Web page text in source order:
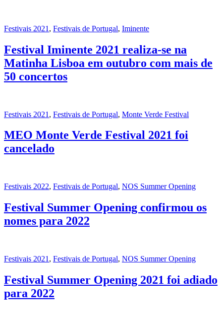
Festivais 2021 , Festivais de Portugal, Iminente
Festival Iminente 2021 realiza-se na
Matinha Lisboa em outubro com mais de
50 concertos
Festivais 2021 , Festivais de Portugal, Monte Verde Festival
MEO Monte Verde Festival 2021 foi
cancelado
Festivais 2022, Festivais de Portugal, NOS Summer Opening
Festival Summer Opening confirmou os
nomes para 2022
Festivais 2021 , Festivais de Portugal, NOS Summer Opening
Festival Summer Opening 2021 foi adiado
para 2022